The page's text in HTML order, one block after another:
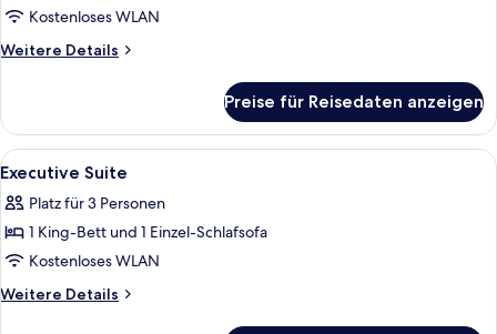
Kostenloses WLAN
Weitere Details
Weitere
Room
Preise für Reisedaten anzeigen
Alle
Fotos
für
Executive
Suite
anzeigen
Hochwertige Bettwaren, Select-
9
Executive Suite
Platz für 3 Personen
1 King-Bett und 1 Einzel-Schlafsofa
Kostenloses WLAN
Weitere Details
Weitere